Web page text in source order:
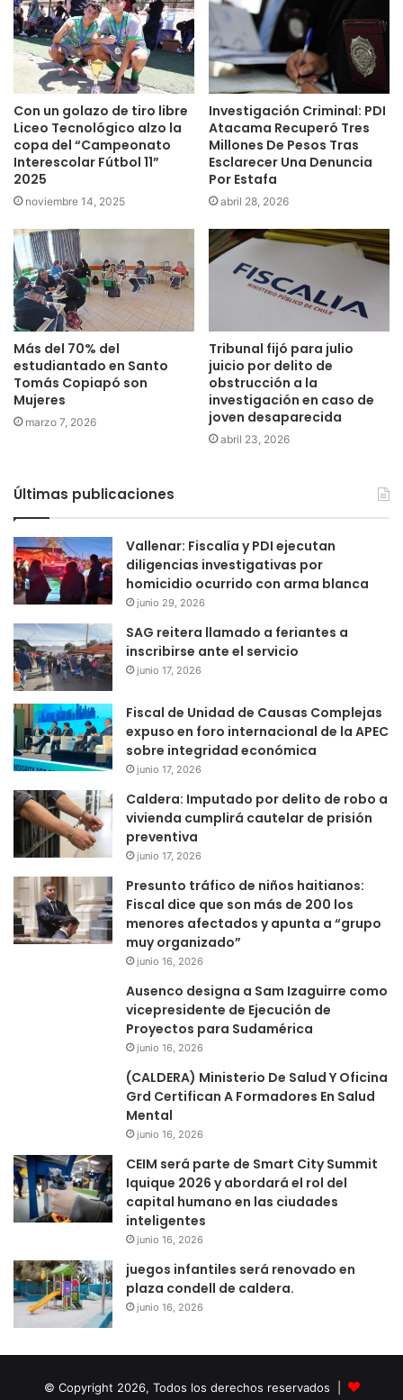
Con un golazo de tiro libre
Liceo Tecnológico alzo la
copa del “Campeonato
Interescolar Fútbol 11”
2025
noviembre 14, 2025
Investigación Criminal: PDI
Atacama Recuperó Tres
Millones De Pesos Tras
Esclarecer Una Denuncia
Por Estafa
abril 28, 2026
Más del 70% del
estudiantado en Santo
Tomás Copiapó son
Mujeres
marzo 7, 2026
Tribunal fijó para julio
juicio por delito de
obstrucción a la
investigación en caso de
joven desaparecida
abril 23, 2026
Últimas publicaciones
Vallenar: Fiscalía y PDI ejecutan
diligencias investigativas por
homicidio ocurrido con arma blanca
junio 29, 2026
SAG reitera llamado a feriantes a
inscribirse ante el servicio
junio 17, 2026
Fiscal de Unidad de Causas Complejas
expuso en foro internacional de la APEC
sobre integridad económica
junio 17, 2026
Caldera: Imputado por delito de robo a
vivienda cumplirá cautelar de prisión
preventiva
junio 17, 2026
Presunto tráfico de niños haitianos:
Fiscal dice que son más de 200 los
menores afectados y apunta a “grupo
muy organizado”
junio 16, 2026
Ausenco designa a Sam Izaguirre como
vicepresidente de Ejecución de
Proyectos para Sudamérica
junio 16, 2026
(CALDERA) Ministerio De Salud Y Oficina
Grd Certifican A Formadores En Salud
Mental
junio 16, 2026
CEIM será parte de Smart City Summit
Iquique 2026 y abordará el rol del
capital humano en las ciudades
inteligentes
junio 16, 2026
juegos infantiles será renovado en
plaza condell de caldera.
junio 16, 2026
© Copyright 2026, Todos los derechos reservados |